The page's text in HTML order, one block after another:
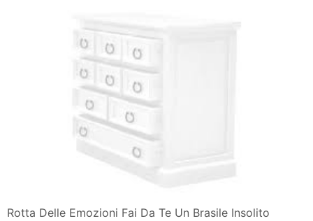
Rotta Delle Emozioni Fai Da Te Un Brasile Insolito